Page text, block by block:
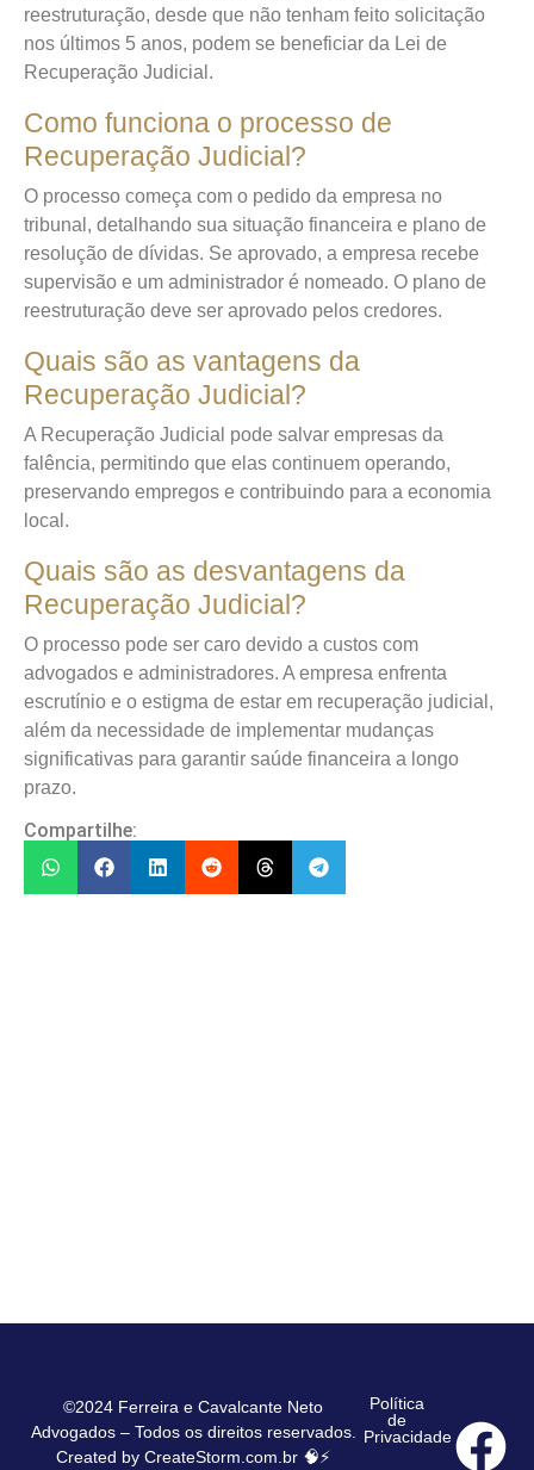
reestruturação, desde que não tenham feito solicitação
nos últimos 5 anos, podem se beneficiar da Lei de
Recuperação Judicial.
Como funciona o processo de
Recuperação Judicial?
O processo começa com o pedido da empresa no
tribunal, detalhando sua situação financeira e plano de
resolução de dívidas. Se aprovado, a empresa recebe
supervisão e um administrador é nomeado. O plano de
reestruturação deve ser aprovado pelos credores.
Quais são as vantagens da
Recuperação Judicial?
A Recuperação Judicial pode salvar empresas da
falência, permitindo que elas continuem operando,
preservando empregos e contribuindo para a economia
local.
Quais são as desvantagens da
Recuperação Judicial?
O processo pode ser caro devido a custos com
advogados e administradores. A empresa enfrenta
escrutínio e o estigma de estar em recuperação judicial,
além da necessidade de implementar mudanças
significativas para garantir saúde financeira a longo
prazo.
Compartilhe:
©2024 Ferreira e Cavalcante Neto
Advogados – Todos os direitos reservados.
Created byCreateStorm.com.br 🧠⚡
Política
de
Privacidade